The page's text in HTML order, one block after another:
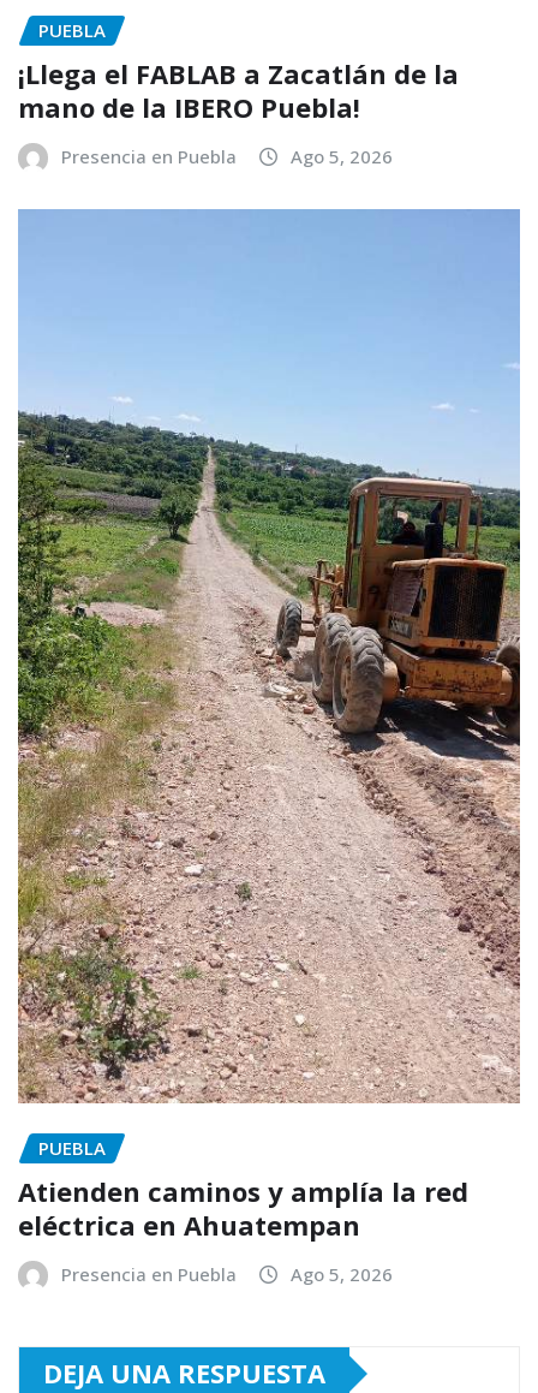
PUEBLA
¡Llega el FABLAB a Zacatlán de la
mano de la IBERO Puebla!
Presencia en Puebla Ago 5, 2026
PUEBLA
Atienden caminos y amplía la red
eléctrica en Ahuatempan
Presencia en Puebla Ago 5, 2026
DEJA UNA RESPUESTA